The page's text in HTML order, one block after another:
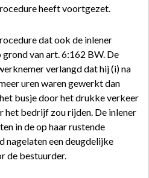
heeft voortgezet.
dat ook de inlener
van art. 6:162 BW. De
verlangd dat hij (i) na
uren waren gewerkt dan
busje door het drukke verkeer
het bedrijf zou rijden. De inlener
in de op haar rustende
nagelaten een deugdelijke
de bestuurder.